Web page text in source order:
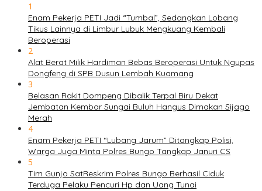
1
Enam Pekerja PETI Jadi “Tumbal”, Sedangkan Lobang
Tikus Lainnya di Limbur Lubuk Mengkuang Kembali
Beroperasi
2
Alat Berat Milik Hardiman Bebas Beroperasi Untuk Ngupas
Dongfeng di SPB Dusun Lembah Kuamang
3
Belasan Rakit Dompeng Dibalik Terpal Biru Dekat
Jembatan Kembar Sungai Buluh Hangus Dimakan Sijago
Merah
4
Enam Pekerja PETI “Lubang Jarum” Ditangkap Polisi,
Warga Juga Minta Polres Bungo Tangkap Januri CS
5
Tim Gunjo SatReskrim Polres Bungo Berhasil Ciduk
Terduga Pelaku Pencuri Hp dan Uang Tunai